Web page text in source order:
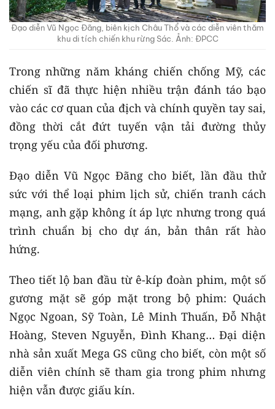
Đạo diễn Vũ Ngọc Đãng, biên kịch Châu Thổ và các diễn viên thăm
khu di tích chiến khu rừng Sác. Ảnh: ĐPCC
Trong những năm kháng chiến chống Mỹ, các
chiến sĩ đã thực hiện nhiều trận đánh táo bạo
vào các cơ quan của địch và chính quyền tay sai,
đồng thời cắt đứt tuyến vận tải đường thủy
trọng yếu của đối phương.
Đạo diễn Vũ Ngọc Đãng cho biết, lần đầu thử
sức với thể loại phim lịch sử, chiến tranh cách
mạng, anh gặp không ít áp lực nhưng trong quá
trình chuẩn bị cho dự án, bản thân rất hào
hứng.
Theo tiết lộ ban đầu từ ê-kíp đoàn phim, một số
gương mặt sẽ góp mặt trong bộ phim: Quách
Ngọc Ngoan, Sỹ Toàn, Lê Minh Thuấn, Đỗ Nhật
Hoàng, Steven Nguyễn, Đình Khang… Đại diện
nhà sản xuất Mega GS cũng cho biết, còn một số
diễn viên chính sẽ tham gia trong phim nhưng
hiện vẫn được giấu kín.